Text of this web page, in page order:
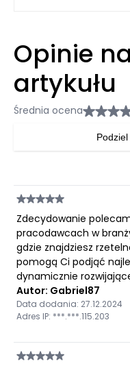
Opinie
artykułu
Średnia ocena
Zdecydowanie
pracodawcach w
gdzie znajdziesz
pomogą Ci podjąć
dynamicznie
Autor: Gabriel87
Data dodania: 27.12.2024
Adres IP: ***.***.115.203